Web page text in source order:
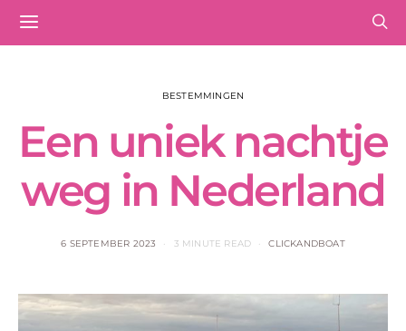
BESTEMMINGEN
Een uniek nachtje
weg in Nederland
6 SEPTEMBER 2023 3 MINUTE READ CLICKANDBOAT